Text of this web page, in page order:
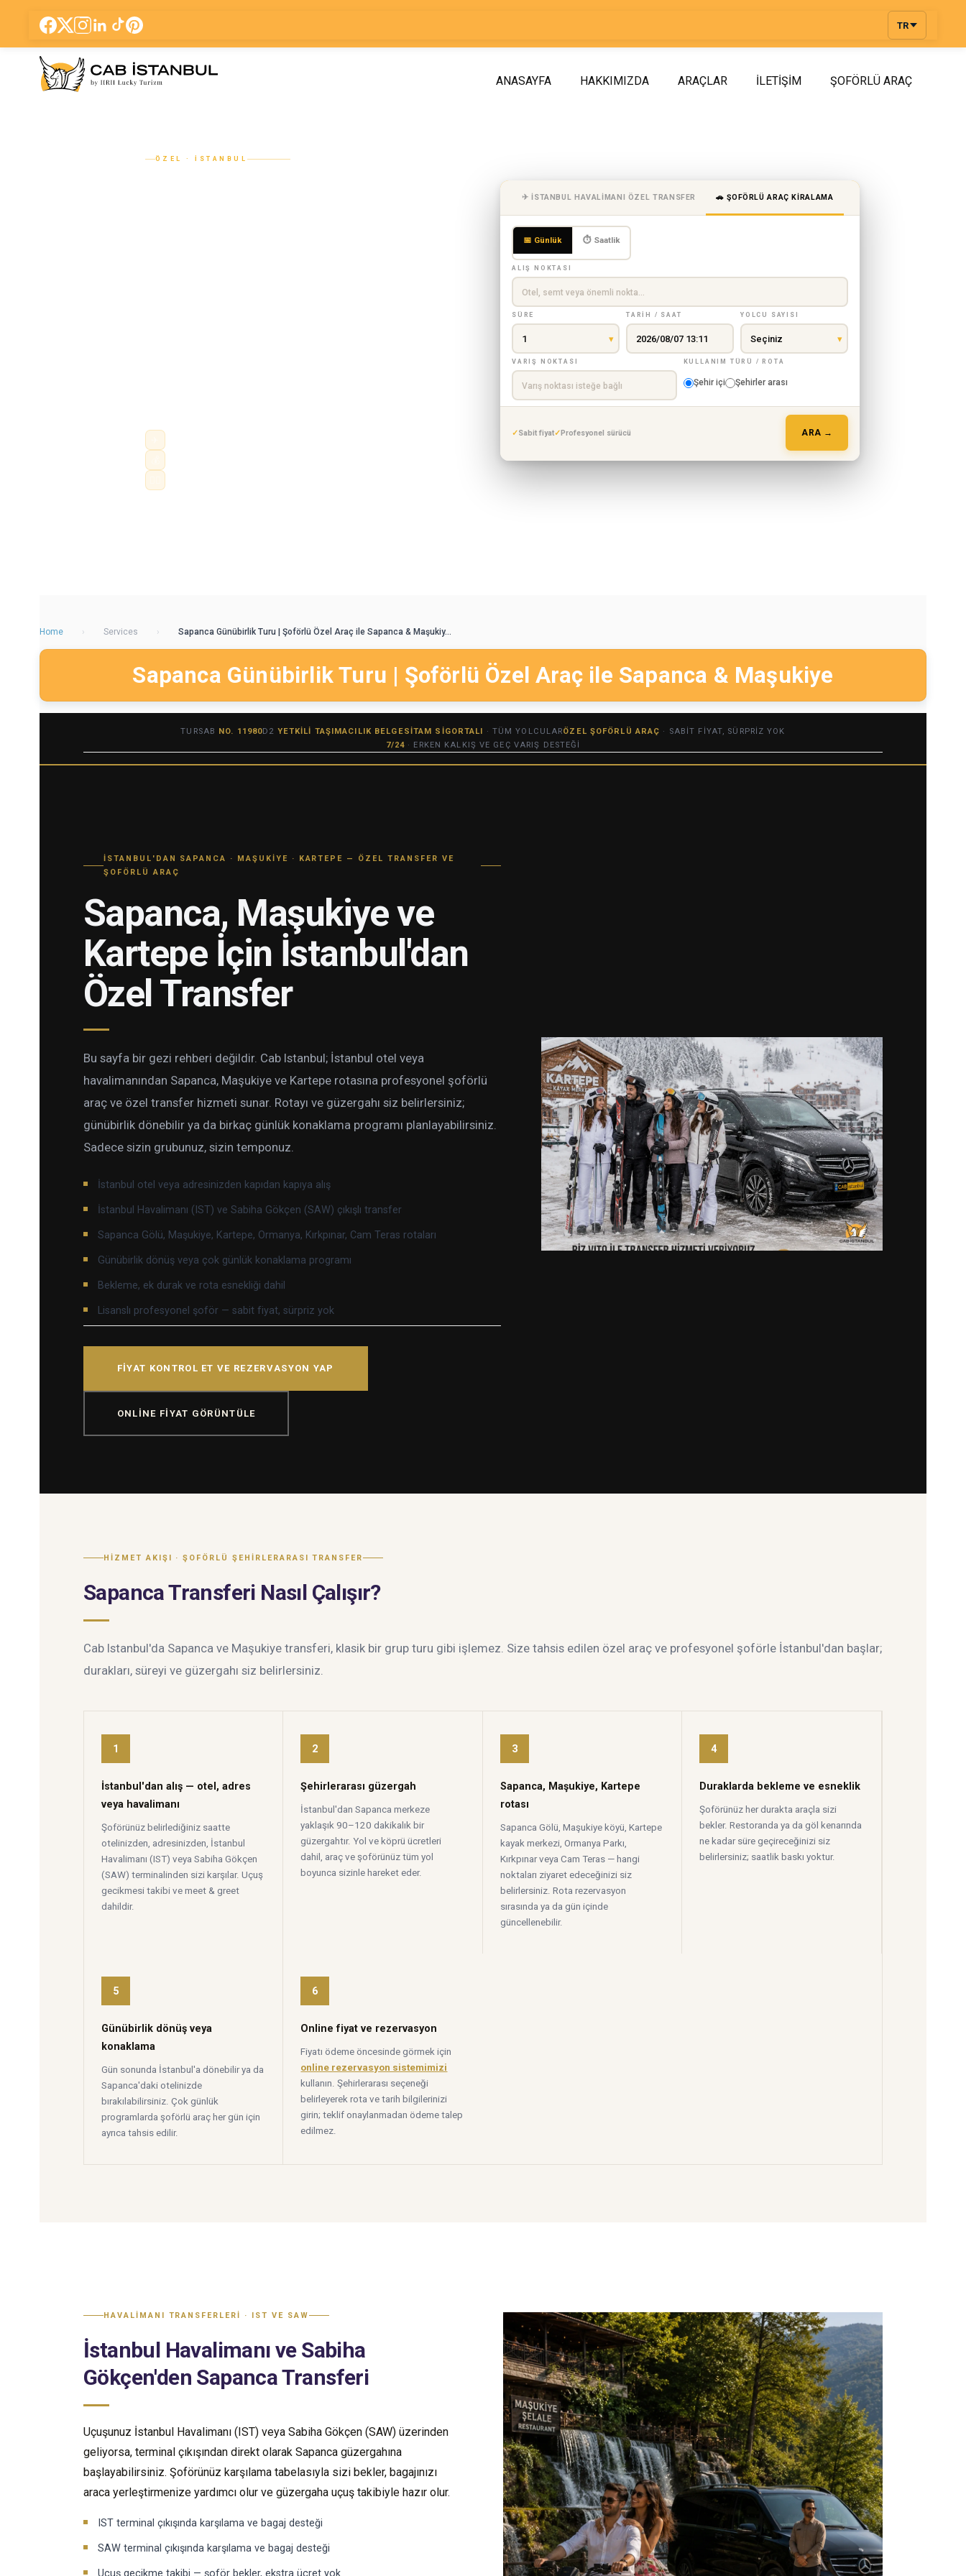
TR
ANASAYFA HAKKIMIZDA ARAÇLAR İLETIŞIM ŞOFÖRLÜ ARAÇ
ÖZEL · İSTANBUL
✈ İSTANBUL HAVALIMANI ÖZEL TRANSFER 🚗 ŞOFÖRLÜ ARAÇ KIRALAMA
📅 Günlük ⏱ Saatlik
ALIŞ NOKTASI
SÜRE TARIH / SAAT YOLCU SAYISI
VARIŞ NOKTASI KULLANIM TÜRÜ / ROTA
Şehir içi Şehirler arası
Sabit fiyat Profesyonel sürücü ARA →
Home › Services › Sapanca Günübirlik Turu | Şoförlü Özel Araç ile Sapanca & Maşukiy...
Sapanca Günübirlik Turu | Şoförlü Özel Araç ile Sapanca & Maşukiye
TURSAB NO. 11980D2 YETKILI TAŞIMACILIK BELGESITAM SIGORTALI · TÜM YOLCULARÖZEL ŞOFÖRLÜ ARAÇ · SABIT FIYAT, SÜRPRIZ YOK
7/24 · ERKEN KALKIŞ VE GEÇ VARIŞ DESTEĞI
İSTANBUL'DAN SAPANCA · MAŞUKIYE · KARTEPE — ÖZEL TRANSFER VE
ŞOFÖRLÜ ARAÇ
Sapanca, Maşukiye ve
Kartepe İçin İstanbul'dan
Özel Transfer
Bu sayfa bir gezi rehberi değildir. Cab Istanbul; İstanbul otel veya
havalimanından Sapanca, Maşukiye ve Kartepe rotasına profesyonel şoförlü
araç ve özel transfer hizmeti sunar. Rotayı ve güzergahı siz belirlersiniz;
günübirlik dönebilir ya da birkaç günlük konaklama programı planlayabilirsiniz.
Sadece sizin grubunuz, sizin temponuz.
İstanbul otel veya adresinizden kapıdan kapıya alış
İstanbul Havalimanı (IST) ve Sabiha Gökçen (SAW) çıkışlı transfer
Sapanca Gölü, Maşukiye, Kartepe, Ormanya, Kırkpınar, Cam Teras rotaları
Günübirlik dönüş veya çok günlük konaklama programı
Bekleme, ek durak ve rota esnekliği dahil
Lisanslı profesyonel şoför — sabit fiyat, sürpriz yok
FIYAT KONTROL ET VE REZERVASYON YAP
ONLINE FIYAT GÖRÜNTÜLE
HIZMET AKIŞI · ŞOFÖRLÜ ŞEHIRLERARASI TRANSFER
Sapanca Transferi Nasıl Çalışır?
Cab Istanbul'da Sapanca ve Maşukiye transferi, klasik bir grup turu gibi işlemez. Size tahsis edilen özel araç ve profesyonel şoförle İstanbul'dan başlar;
durakları, süreyi ve güzergahı siz belirlersiniz.
1
İstanbul'dan alış — otel, adres
veya havalimanı
Şoförünüz belirlediğiniz saatte
otelinizden, adresinizden, İstanbul
Havalimanı (IST) veya Sabiha Gökçen
(SAW) terminalinden sizi karşılar. Uçuş
gecikmesi takibi ve meet & greet
dahildir.
2
Şehirlerarası güzergah
İstanbul'dan Sapanca merkeze
yaklaşık 90–120 dakikalık bir
güzergahtır. Yol ve köprü ücretleri
dahil, araç ve şoförünüz tüm yol
boyunca sizinle hareket eder.
3
Sapanca, Maşukiye, Kartepe
rotası
Sapanca Gölü, Maşukiye köyü, Kartepe
kayak merkezi, Ormanya Parkı,
Kırkpınar veya Cam Teras — hangi
noktaları ziyaret edeceğinizi siz
belirlersiniz. Rota rezervasyon
sırasında ya da gün içinde
güncellenebilir.
4
Duraklarda bekleme ve esneklik
Şoförünüz her durakta araçla sizi
bekler. Restoranda ya da göl kenarında
ne kadar süre geçireceğinizi siz
belirlersiniz; saatlik baskı yoktur.
5
Günübirlik dönüş veya
konaklama
Gün sonunda İstanbul'a dönebilir ya da
Sapanca'daki otelinizde
bırakılabilirsiniz. Çok günlük
programlarda şoförlü araç her gün için
ayrıca tahsis edilir.
6
Online fiyat ve rezervasyon
Fiyatı ödeme öncesinde görmek için
online rezervasyon sistemimizi
kullanın. Şehirlerarası seçeneği
belirleyerek rota ve tarih bilgilerinizi
girin; teklif onaylanmadan ödeme talep
edilmez.
HAVALIMANI TRANSFERLERI · IST VE SAW
İstanbul Havalimanı ve Sabiha
Gökçen'den Sapanca Transferi
Uçuşunuz İstanbul Havalimanı (IST) veya Sabiha Gökçen (SAW) üzerinden
geliyorsa, terminal çıkışından direkt olarak Sapanca güzergahına
başlayabilirsiniz. Şoförünüz karşılama tabelasıyla sizi bekler, bagajınızı
araca yerleştirmenize yardımcı olur ve güzergaha uçuş takibiyle hazır olur.
IST terminal çıkışında karşılama ve bagaj desteği
SAW terminal çıkışında karşılama ve bagaj desteği